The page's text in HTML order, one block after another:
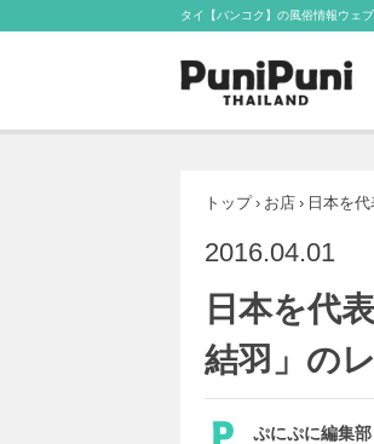
タイ【バンコク】の風俗情報ウェ
トップ › お店 › 日本を
2016.04.01
日本を代
結羽」の
ぷにぷに編集部